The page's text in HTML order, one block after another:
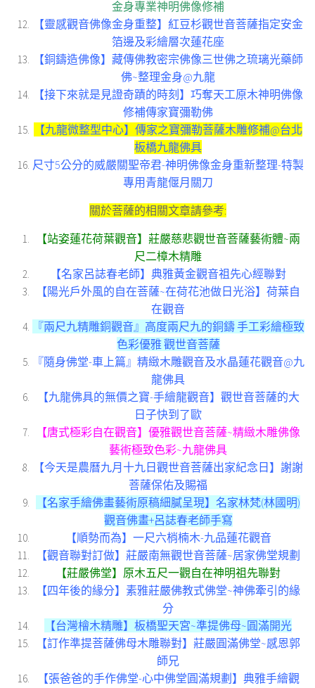
金身專業神明佛像修補
【靈感觀音佛像金身重整】紅豆杉觀世音菩薩指定安金
箔邊及彩繪層次蓮花座
【銅鑄造佛像】藏傳佛教密宗佛像三世佛之琉璃光藥師
佛~整理金身@九龍
【接下來就是見證奇蹟的時刻】巧奪天工原木神明佛像
修補傳家寶彌勒佛
【九龍微整型中心】傳家之寶彌勒菩薩木雕修補@台北
板橋九龍佛具
尺寸5公分的威嚴關聖帝君-神明佛像金身重新整理-特製
專用青龍偃月關刀
關於菩薩的相關文章請參考:
【站姿蓮花荷葉觀音】莊嚴慈悲觀世音菩薩藝術體~兩
尺二樟木精雕
【名家呂誌春老師】典雅黃金觀音祖先心經聯對
【陽光戶外風的自在菩薩~在荷花池做日光浴】荷葉自
在觀音
『兩尺九精雕銅觀音』高度兩尺九的銅鑄 手工彩繪極致
色彩優雅 觀世音菩薩
『隨身佛堂-車上篇』精緻木雕觀音及水晶蓮花觀音@九
龍佛具
【九龍佛具的無價之寶-手繪龍觀音】觀世音菩薩的大
日子快到了歐
【唐式極彩自在觀音】優雅觀世音菩薩~精緻木雕佛像
藝術極致色彩~九龍佛具
【今天是農曆九月十九日觀世音菩薩出家紀念日】謝謝
菩薩保佑及賜福
【名家手繪佛畫藝術原稿細膩呈現】名家林梵(林國明)
觀音佛畫+呂誌春老師手寫
【順勢而為】一尺六梢楠木-九品蓮花觀音
【觀音聯對訂做】莊嚴南無觀世音菩薩~居家佛堂規劃
【莊嚴佛堂】原木五尺一觀自在神明祖先聯對
【四年後的緣分】素雅莊嚴佛教式佛堂~神佛牽引的緣
分
【台灣檜木精雕】板橋聖天宮~準提佛母~圓滿開光
【訂作準提菩薩佛母木雕聯對】莊嚴圓滿佛堂~感恩郭
師兄
【張爸爸的手作佛堂-心中佛堂圓滿規劃】典雅手繪觀